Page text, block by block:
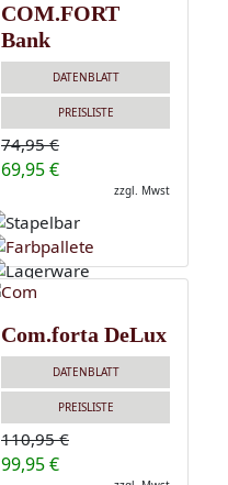
COM.FORT
Bank
DATENBLATT
PREISLISTE
74,95 €
69,95 €
zzgl. Mwst
Com.forta DeLux
DATENBLATT
PREISLISTE
110,95 €
99,95 €